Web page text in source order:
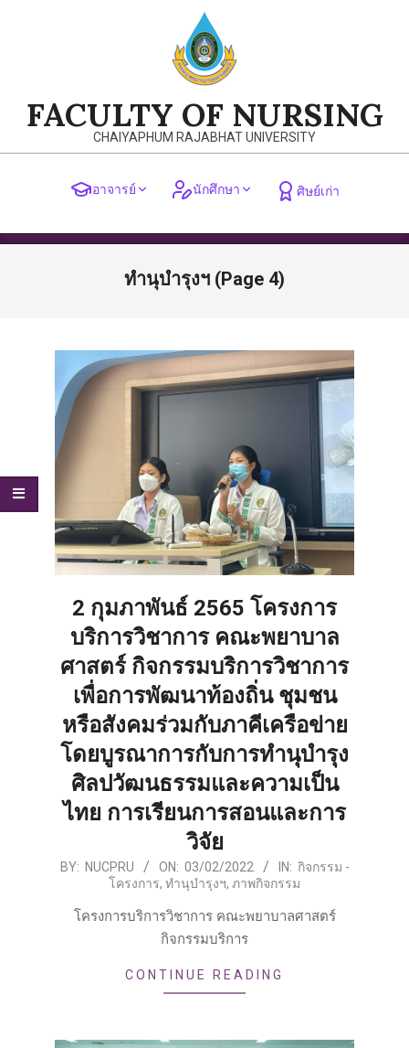
FACULTY OF NURSING
CHAIYAPHUM RAJABHAT UNIVERSITY
อาจารย์ นักศึกษา ศิษย์เก่า
Primary
ทำนุบำรุงฯ (Page 4)
2 กุมภาพันธ์ 2565 โครงการ
บริการวิชาการ คณะพยาบาล
ศาสตร์ กิจกรรมบริการวิชาการ
เพื่อการพัฒนาท้องถิ่น ชุมชน
หรือสังคมร่วมกับภาคีเครือข่าย
โดยบูรณาการกับการทำนุบำรุง
ศิลปวัฒนธรรมและความเป็น
ไทย การเรียนการสอนและการ
วิจัย
2022-
BY: NUCPRU ON: 03/02/2022 IN: กิจกรรม -
โครงการ, ทำนุบำรุงฯ, ภาพกิจกรรม
โครงการบริการวิชาการ คณะพยาบาลศาสตร์
กิจกรรมบริการ
CONTINUE READING